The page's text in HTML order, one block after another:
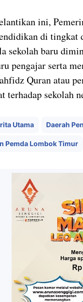
ini,
di tingkat
sekolah baru
pengajar serta
Quran atau
terhadap sekolah
Utama Daerah
Pemda Lombok Timur